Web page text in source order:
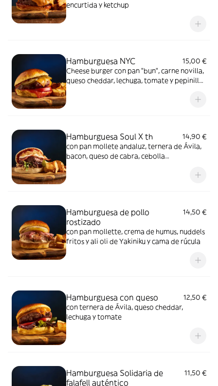
encurtida y ketchup
Hamburguesa NYC
15,00 €
Cheese burger con pan "bun", carne novilla,
queso cheddar, lechuga, tomate y pepinillo
Hamburguesa Soul X th
14,90 €
con pan mollete andaluz, ternera de Ávila,
bacon, queso de cabra, cebolla
Hamburguesa de pollo
rostizado
14,50 €
con pan mollette, crema de humus, nuddels
fritos y ali oli de Yakiniku y cama de rúcula
Hamburguesa con queso
12,50 €
con ternera de Ávila, queso cheddar,
lechuga y tomate
Hamburguesa Solidaria de
falafell auténtico
11,50 €